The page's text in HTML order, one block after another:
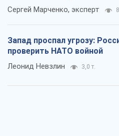
Сергей Марченко, эксперт
Запад проспал угрозу:
проверить НАТО войной
Леонид Невзлин 3,0 т.